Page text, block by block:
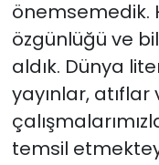
önemsemedik.
özgünlüğü ve
aldık. Dünya
yayınlar,
temsil